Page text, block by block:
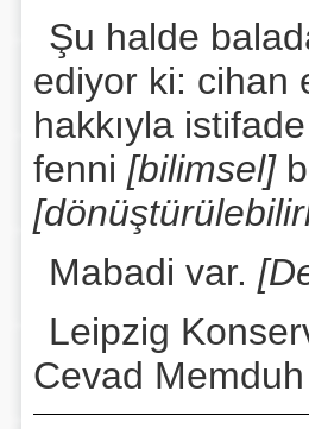
Şu halde
ediyor ki: cihan
hakkıyla
fenni [bilimsel]
Mabadi var.
Leipzig
Cevad Memduh